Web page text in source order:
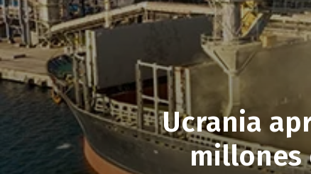
Ucrania
millones